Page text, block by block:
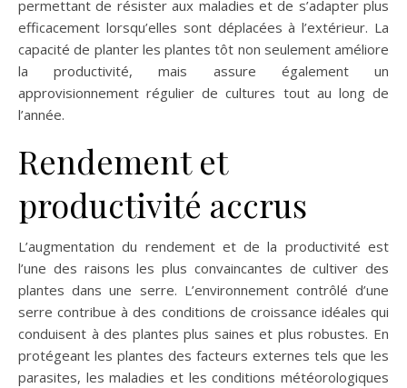
permettant de résister aux maladies et de s’adapter plus
efficacement lorsqu’elles sont déplacées à l’extérieur. La
capacité de planter les plantes tôt non seulement améliore
la productivité, mais assure également un
approvisionnement régulier de cultures tout au long de
l’année.
Rendement et
productivité accrus
L’augmentation du rendement et de la productivité est
l’une des raisons les plus convaincantes de cultiver des
plantes dans une serre. L’environnement contrôlé d’une
serre contribue à des conditions de croissance idéales qui
conduisent à des plantes plus saines et plus robustes. En
protégeant les plantes des facteurs externes tels que les
parasites, les maladies et les conditions météorologiques